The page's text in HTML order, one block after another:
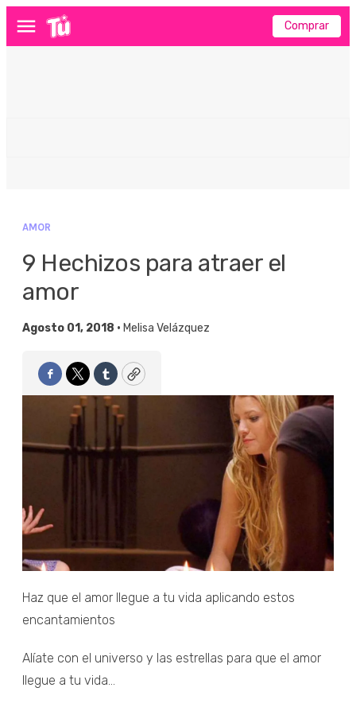
Menú Comprar
AMOR
9 Hechizos para atraer el
amor
Agosto 01, 2018 • Melisa Velázquez
Facebook
TwitterTumblrCopy
Haz que el amor llegue a tu vida aplicando estos
encantamientos
Alíate con el universo y las estrellas para que el amor
llegue a tu vida...